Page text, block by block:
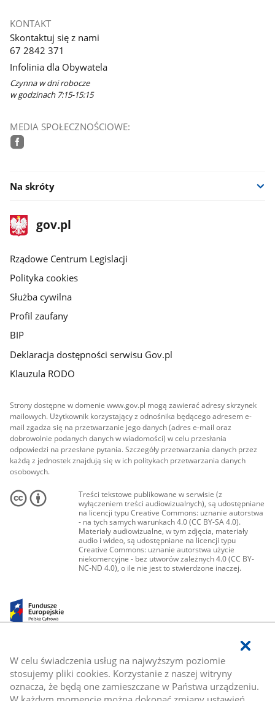
W celu świadczenia usług na najwyższym poziomie
stosujemy pliki cookies. Korzystanie z naszej witryny
oznacza, że będą one zamieszczane w Państwa urządzeniu.
KONTAKT
Skontaktuj się z nami
67 2842 371
Infolinia dla Obywatela
Czynna w dni robocze
w godzinach 7:15-15:15
MEDIA SPOŁECZNOŚCIOWE:
Na skróty
stopka
gov.plStrona
gov.pl
Rządowe Centrum Legislacji
Polityka cookies
Służba cywilna
Profil zaufany
BIP
Deklaracja dostępności serwisu Gov.pl
Klauzula RODO
Strony dostępne w domenie www.gov.pl mogą zawierać adresy skrzynek
mailowych. Użytkownik korzystający z odnośnika będącego adresem e-
mail zgadza się na przetwarzanie jego danych (adres e-mail oraz
dobrowolnie podanych danych w wiadomości) w celu przesłania
odpowiedzi na przesłane pytania. Szczegóły przetwarzania danych przez
każdą z jednostek znajdują się w ich politykach przetwarzania danych
osobowych.
Treści tekstowe publikowane w serwisie (z
wyłączeniem treści audiowizualnych), są udostępniane
na licencji typu Creative Commons: uznanie autorstwa
- na tych samych warunkach 4.0 (CC BY-SA 4.0).
Materiały audiowizualne, w tym zdjęcia, materiały
audio i wideo, są udostępniane na licencji typu
Creative Commons: uznanie autorstwa użycie
niekomercyjne - bez utworów zależnych 4.0 (CC BY-
NC-ND 4.0), o ile nie jest to stwierdzone inaczej.